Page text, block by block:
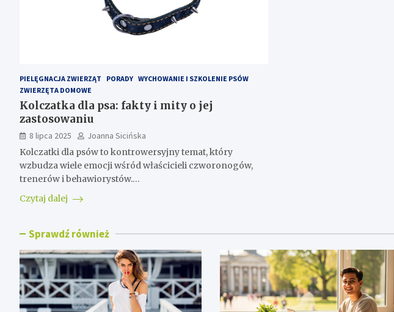
PIELĘGNACJA ZWIERZĄT PORADY WYCHOWANIE I SZKOLENIE PSÓW
ZWIERZĘTA DOMOWE
Kolczatka dla psa: fakty i mity o jej
zastosowaniu
8 lipca 2025
Joanna Sicińska
Kolczatki dla psów to kontrowersyjny temat, który
wzbudza wiele emocji wśród właścicieli czworonogów,
trenerów i behawiorystów.…
Czytaj dalej
Sprawdź również